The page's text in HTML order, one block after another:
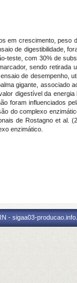
em crescimento, peso
de digestibilidade,
teste, com 30% de
sendo retirada
de desempenho,
gigante, associado
digestível da
foram influenciados
do complexo
de Rostagno et al.
enzimático.
- sigaa03-